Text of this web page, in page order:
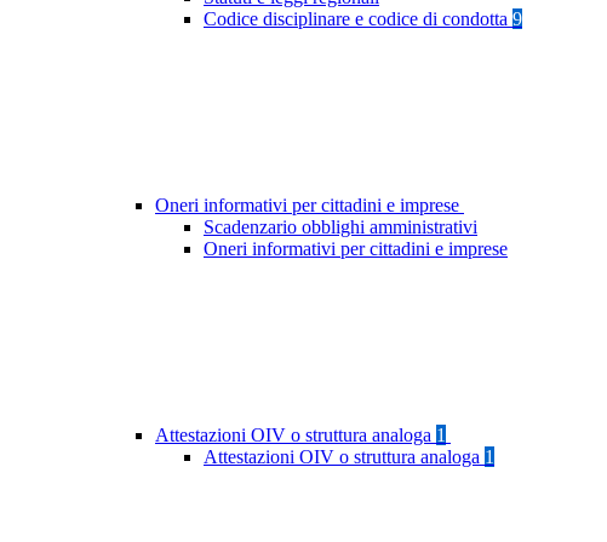
Codice disciplinare e codice di condotta 9
Oneri informativi per cittadini e imprese
Scadenzario obblighi amministrativi
Oneri informativi per cittadini e imprese
Attestazioni OIV o struttura analoga 1
Attestazioni OIV o struttura analoga 1